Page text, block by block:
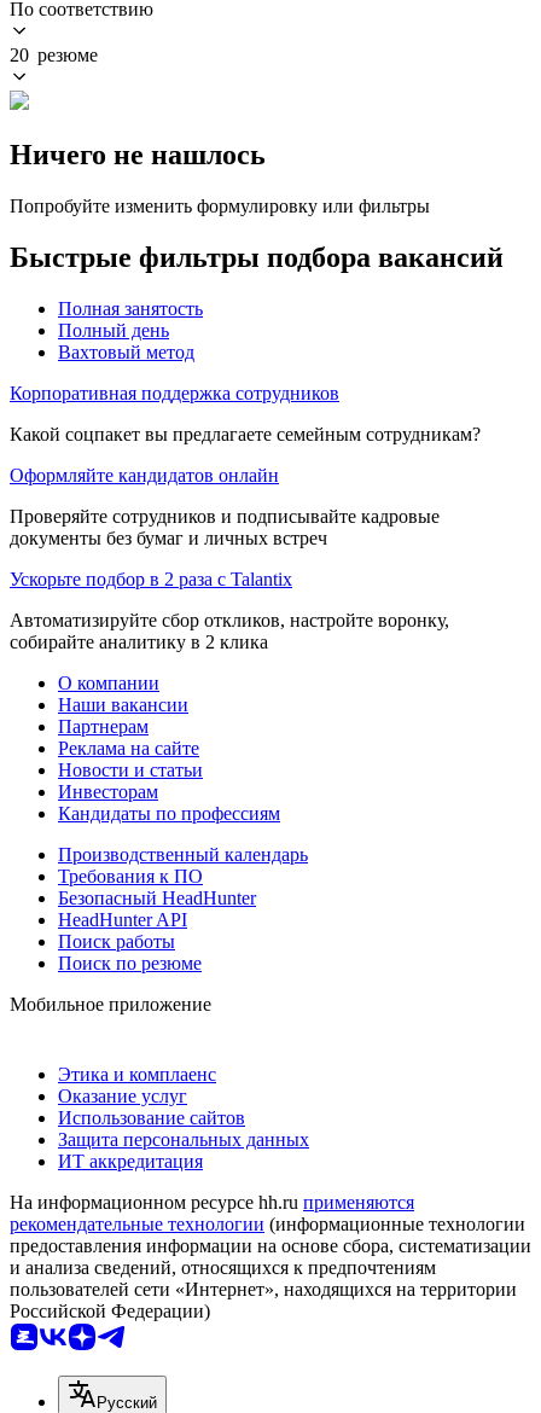
По соответствию
20 резюме
Ничего не нашлось
Попробуйте изменить формулировку или фильтры
Быстрые фильтры подбора вакансий
Полная занятость
Полный день
Вахтовый метод
Корпоративная поддержка сотрудников
Какой соцпакет вы предлагаете семейным сотрудникам?
Оформляйте кандидатов онлайн
Проверяйте сотрудников и подписывайте кадровые
документы без бумаг и личных встреч
Ускорьте подбор в 2 раза с Talantix
Автоматизируйте сбор откликов, настройте воронку,
собирайте аналитику в 2 клика
О компании
Наши вакансии
Партнерам
Реклама на сайте
Новости и статьи
Инвесторам
Кандидаты по профессиям
Производственный календарь
Требования к ПО
Безопасный HeadHunter
HeadHunter API
Поиск работы
Поиск по резюме
Мобильное приложение
Этика и комплаенс
Оказание услуг
Использование сайтов
Защита персональных данных
ИТ аккредитация
На информационном ресурсе hh.ru применяются
рекомендательные технологии (информационные технологии
предоставления информации на основе сбора, систематизации
и анализа сведений, относящихся к предпочтениям
пользователей сети «Интернет», находящихся на территории
Российской Федерации)
Русский